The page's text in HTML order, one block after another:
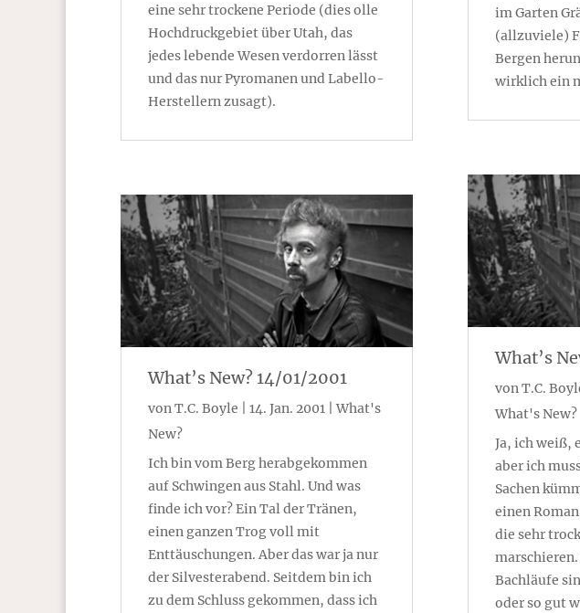
eine sehr trockene Periode (dies olle
Hochdruckgebiet über Utah, das
jedes lebende Wesen verdorren lässt
und das nur Pyromanen und Labello-
Herstellern zusagt).
What’s New? 14/01/2001
vonT.C. Boyle 14. Jan. 2001 |What's
New?
Ich bin vom Berg herabgekommen
auf Schwingen aus Stahl. Und was
finde ich vor? Ein Tal der Tränen,
einen ganzen Trog voll mit
Enttäuschungen. Aber das war ja nur
der Silvesterabend. Seitdem bin ich
zu dem Schluss gekommen, dass ich
im Garten
(allzuviele)
Bergen
wirklich ein
What’s
vonT.C.
What's New?
Ja, ich weiß,
aber ich
Sachen
einen
die sehr
Bachläufe
oder so gut